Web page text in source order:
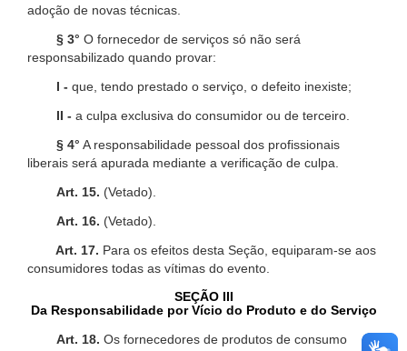
adoção de novas técnicas.
§ 3° O fornecedor de serviços só não será
responsabilizado quando provar:
I - que, tendo prestado o serviço, o defeito inexiste;
II - a culpa exclusiva do consumidor ou de terceiro.
§ 4° A responsabilidade pessoal dos profissionais
liberais será apurada mediante a verificação de culpa.
Art. 15. (Vetado).
Art. 16. (Vetado).
Art. 17. Para os efeitos desta Seção, equiparam-se aos
consumidores todas as vítimas do evento.
SEÇÃO III
Da Responsabilidade por Vício do Produto e do Serviço
Art. 18. Os fornecedores de produtos de consumo